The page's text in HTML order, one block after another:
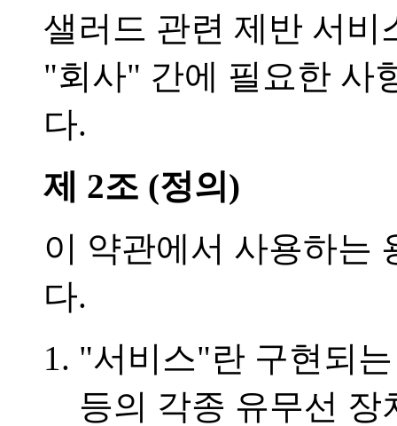
샐러드 관련 제반 서
"회사" 간에 필요한 사
다.
제 2조 (정의)
이 약관에서 사용하는
다.
"서비스"란 구현되
등의 각종 유무선